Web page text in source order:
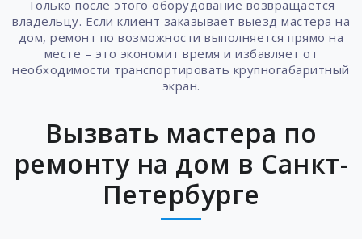
Только после этого оборудование возвращается
владельцу. Если клиент заказывает выезд мастера на
дом, ремонт по возможности выполняется прямо на
месте – это экономит время и избавляет от
необходимости транспортировать крупногабаритный
экран.
Вызвать мастера по
ремонту на дом в Санкт-
Петербурге